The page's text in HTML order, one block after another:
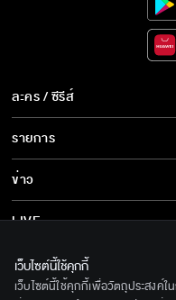
ละคร / ซีรีส์
ละคร/ซีรีส์
ซีรีส์นานาชาติ
การ์ตูน & เกม
รายการ
รายการทั้งหมด
ข่าว
ข่าวทั้งหมด
ข่าวประชาสัมพันธ์
LIVE
เกี่ยวกับเรา
BEC World
เว็บไซต์นี้ใช้คุกกี้
เว็บไซต์นี้ใช้คุกกี้เพื่อวัตถุประสงค์